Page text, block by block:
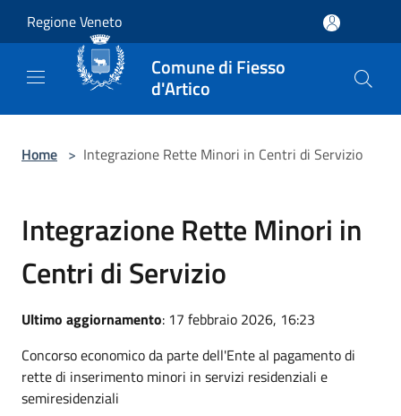
Regione Veneto
Comune di Fiesso
d'Artico
Home > Integrazione Rette Minori in Centri di Servizio
Integrazione Rette Minori in
Centri di Servizio
Ultimo aggiornamento: 17 febbraio 2026, 16:23
Concorso economico da parte dell'Ente al pagamento di
rette di inserimento minori in servizi residenziali e
semiresidenziali